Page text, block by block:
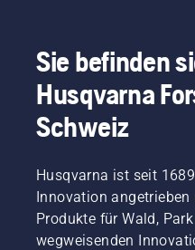
Sie befinden
Husqvarna
Schweiz
Husqvarna ist seit
Innovation
Produkte für Wald,
wegweisenden